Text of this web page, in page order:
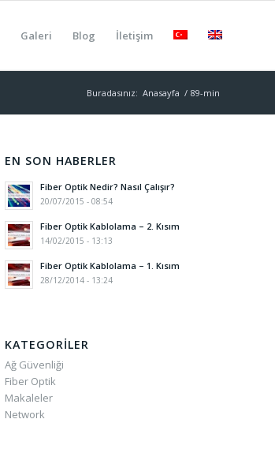
Galeri Blog İletişim
Buradasınız: Anasayfa / 89-min
EN SON HABERLER
Fiber Optik Nedir? Nasıl Çalışır?
20/07/2015 - 08:54
Fiber Optik Kablolama – 2. Kısım
14/02/2015 - 13:13
Fiber Optik Kablolama – 1. Kısım
28/12/2014 - 13:24
KATEGORILER
Ağ Güvenliği
Fiber Optik
Makaleler
Network